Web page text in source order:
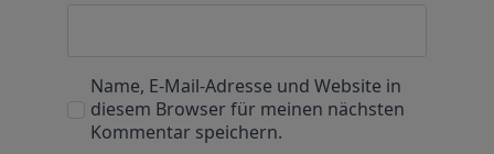
Name, E-Mail-Adresse und Website in
diesem Browser für meinen nächsten
Kommentar speichern.